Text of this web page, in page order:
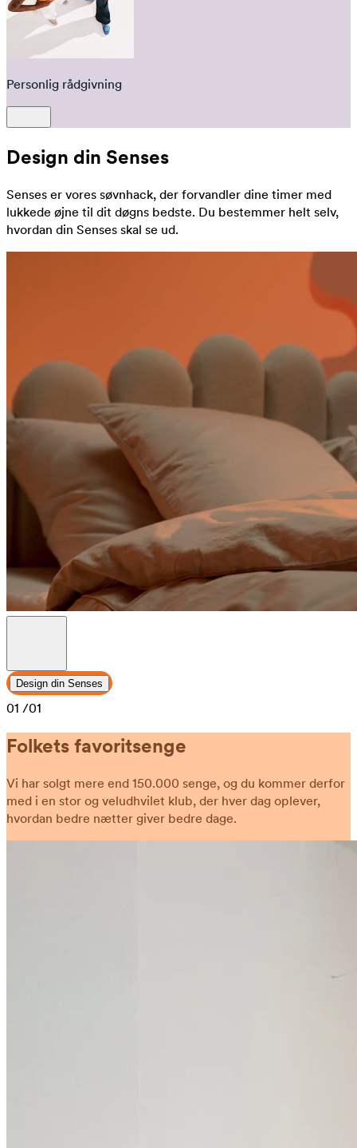
Personlig rådgivning
Design din Senses
Senses er vores søvnhack, der forvandler dine timer med
lukkede øjne til dit døgns bedste. Du bestemmer helt selv,
hvordan din Senses skal se ud.
Design din Senses
01 /01
Folkets favoritsenge
Vi har solgt mere end 150.000 senge, og du kommer derfor
med i en stor og veludhvilet klub, der hver dag oplever,
hvordan bedre nætter giver bedre dage.